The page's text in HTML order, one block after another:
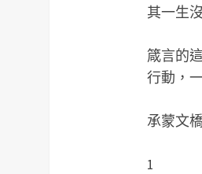
其一生
箴言的
行動，
承蒙文
1